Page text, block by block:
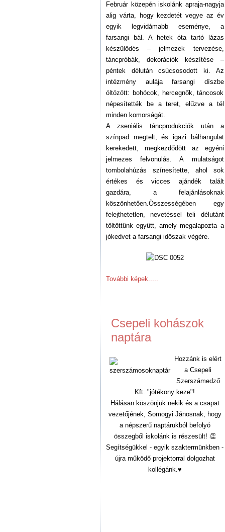
Február közepén iskolánk apraja-nagyja
alig várta, hogy kezdetét vegye az év
egyik legvidámabb eseménye, a
farsangi bál. A hetek óta tartó lázas
készülődés – jelmezek tervezése,
táncpróbák, dekorációk készítése –
péntek délután csúcsosodott ki. Az
intézmény aulája farsangi díszbe
öltözött: bohócok, hercegnők, táncosok
népesítették be a teret, elűzve a tél
minden komorságát.
A zseniális táncprodukciók után a
színpad megtelt, és igazi bálhangulat
kerekedett, megkezdődött az egyéni
jelmezes felvonulás. A mulatságot
tombolahúzás színesítette, ahol sok
értékes és vicces ajándék talált
gazdára, a felajánlásoknak
köszönhetően.Összességében egy
felejthetetlen, nevetéssel teli délutánt
töltöttünk együtt, amely megalapozta a
jókedvet a farsangi időszak végére.
További képek.....
Csepeli kohászok
naptára
Hozzánk is elért
a Csepeli
Szerszámedző
Kft. "jótékony keze"!
Hálásan köszönjük nekik és a csapat
vezetőjének, Somogyi Jánosnak, hogy
a népszerű naptárukból befolyó
összegből iskolánk is részesült! 👏
Segítségükkel - egyik szaktermünkben -
újra működő projektorral dolgozhat
kollégánk.♥️